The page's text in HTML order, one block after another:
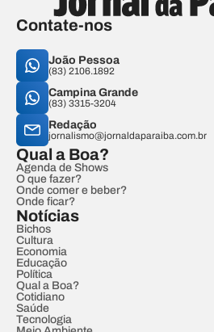
Contate-nos
João Pessoa
(83) 2106.1892
Campina Grande
(83) 3315-3204
Redação
jornalismo@jornaldaparaiba.com.br
Qual a Boa?
Agenda de Shows
O que fazer?
Onde comer e beber?
Onde ficar?
Notícias
Bichos
Cultura
Economia
Educação
Política
Qual a Boa?
Cotidiano
Saúde
Tecnologia